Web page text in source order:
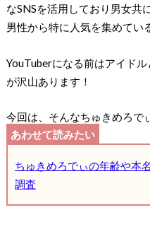
なSNSを活用しており男女共
男性から特に人気を集めてい
YouTuberになる前はアイド
が沢山あります！
今回は、そんなちゅきめろで
ちゅきめろでぃの年齢や本
調査